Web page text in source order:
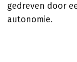
gedreven door
autonomie.